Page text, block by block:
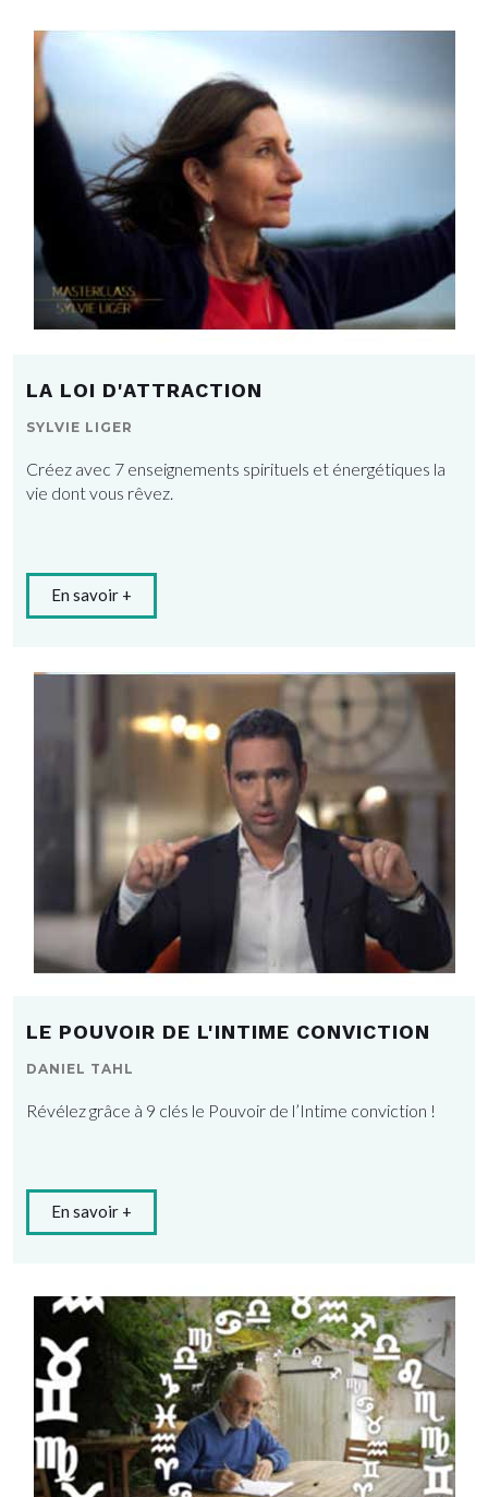
LA LOI D'ATTRACTION
SYLVIE LIGER
Créez avec 7 enseignements spirituels et énergétiques la
vie dont vous rêvez.
En savoir +
LE POUVOIR DE L'INTIME CONVICTION
DANIEL TAHL
Révélez grâce à 9 clés le Pouvoir de l’Intime conviction !
En savoir +